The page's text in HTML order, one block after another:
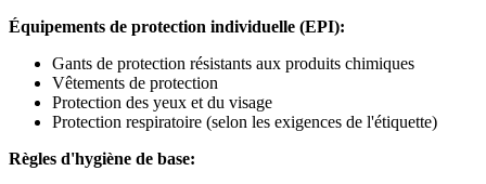
Équipements de protection individuelle (EPI):
Gants de protection résistants aux produits chimiques
Vêtements de protection
Protection des yeux et du visage
Protection respiratoire (selon les exigences de l'étiquette)
Règles d'hygiène de base: